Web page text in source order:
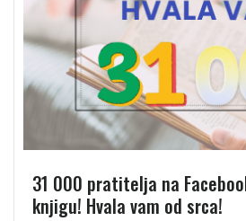
31 000 pratitelja na
knjigu! Hvala vam od srca!